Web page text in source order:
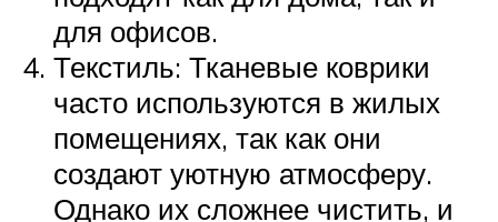
для офисов.
Текстиль: Тканевые коврики
часто используются в жилых
помещениях, так как они
создают уютную атмосферу.
Однако их сложнее чистить, и